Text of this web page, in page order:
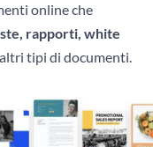
online che
rapporti, white
tipi di documenti.